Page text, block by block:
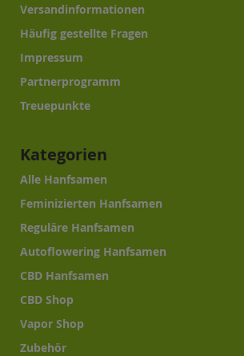
Versandinformationen
Häufig gestellte Fragen
Impressum
Partnerprogramm
Treuepunkte
Kategorien
Alle Hanfsamen
Feminizierten Hanfsamen
Reguläre Hanfsamen
Autoflowering Hanfsamen
CBD Hanfsamen
CBD Shop
Vapor Shop
Zubehör